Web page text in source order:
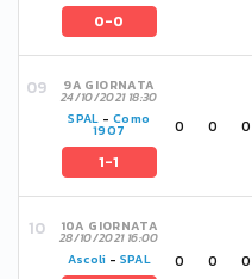
0-0
9A GIORNATA
24/10/2021 18:30
SPAL - Como
1907
1-1
0 0 0
10A GIORNATA
28/10/2021 16:00
Ascoli - SPAL 0 0 0